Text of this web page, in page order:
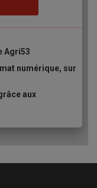
Agri53
numérique, sur
aux